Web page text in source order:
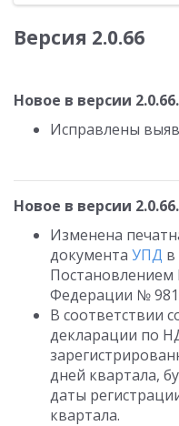
Версия 2.0.66
Новое в версии
Исправлены
Новое в версии
Изменена
документа УПД в
Постановлением
Федерации № 981
В соответствии
декларации по
дней квартала,
даты
квартала.